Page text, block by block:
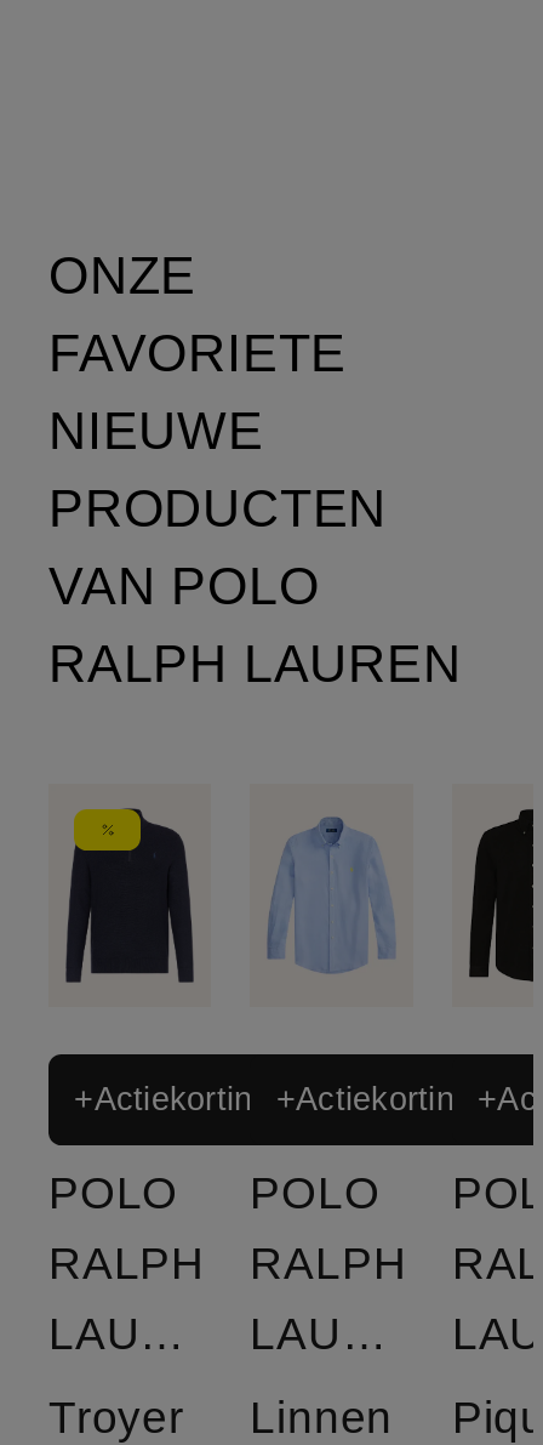
ONZE
FAVORIETE
NIEUWE
PRODUCTEN
VAN POLO
RALPH LAUREN
+Actiekorting
POLO
RALPH
LAUREN
Troyer
+Actiekorting
POLO
RALPH
LAUREN
Linnen